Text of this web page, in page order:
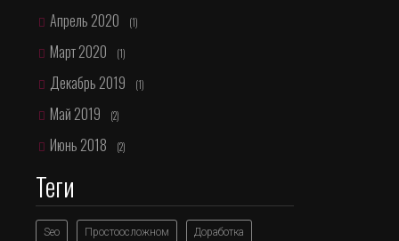
Апрель 2020 (1)
Март 2020 (1)
Декабрь 2019 (1)
Май 2019 (2)
Июнь 2018 (2)
Теги
Seo Простоосложном Доработка